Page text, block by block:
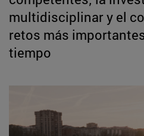
multidisciplinar y el
retos más
tiempo